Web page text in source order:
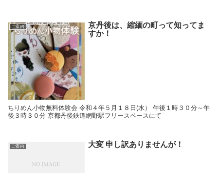
ご案内
京丹後は、縮緬の町って知ってま
すか！
ちりめん小物無料体験会 令和４年５月１８日(水） 午後１時３０分～午
後３時３０分 京都丹後鉄道網野駅フリースペースにて
ご案内 大変 申し訳ありませんが！